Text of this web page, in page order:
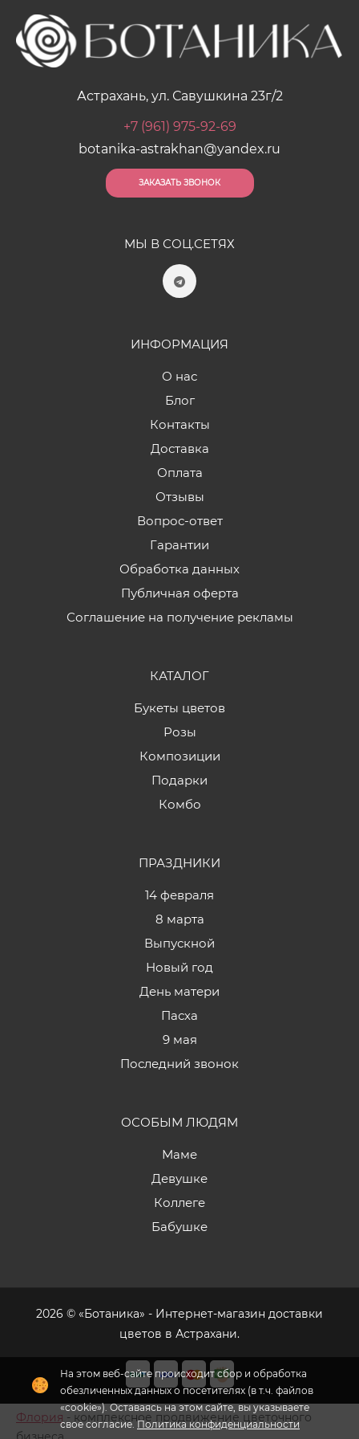
На этом веб-сайте происходит сбор и обработка
обезличенных данных о посетителях (в т.ч. файлов
«cookie»). Оставаясь на этом сайте, вы указываете
свое согласие.Политика конфиденциальности
Астрахань, ул. Савушкина 23г/2
+7 (961) 975-92-69
botanika-astrakhan@yandex.ru
ЗАКАЗАТЬ ЗВОНОК
МЫ В СОЦ.СЕТЯХ
ИНФОРМАЦИЯ
О нас
Блог
Контакты
Доставка
Оплата
Отзывы
Вопрос-ответ
Гарантии
Обработка данных
Публичная оферта
Соглашение на получение рекламы
КАТАЛОГ
Букеты цветов
Розы
Композиции
Подарки
Комбо
ПРАЗДНИКИ
14 февраля
8 марта
Выпускной
Новый год
День матери
Пасха
9 мая
Последний звонок
ОСОБЫМ ЛЮДЯМ
Маме
Девушке
Коллеге
Бабушке
2026 © «Ботаника» - Интернет-магазин доставки
цветов в Астрахани.
Флория - комплексное продвижение цветочного